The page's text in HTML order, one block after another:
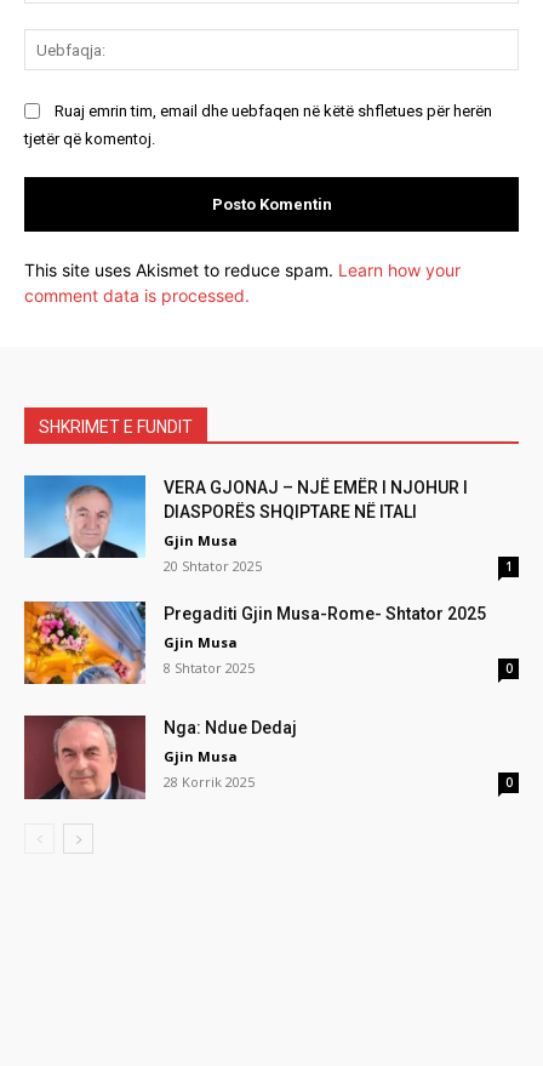
Ruaj emrin tim, email dhe uebfaqen në këtë shfletues për herën
tjetër që komentoj.
This site uses Akismet to reduce spam. Learn how your
comment data is processed.
SHKRIMET E FUNDIT
VERA GJONAJ – NJË EMËR I NJOHUR I
DIASPORËS SHQIPTARE NË ITALI
Gjin Musa
20 Shtator 2025
1
Pregaditi Gjin Musa-Rome- Shtator 2025
Gjin Musa
8 Shtator 2025
0
Nga: Ndue Dedaj
Gjin Musa
28 Korrik 2025
0